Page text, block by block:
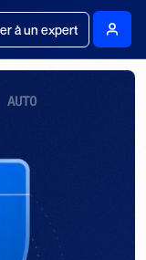
à un expert
AUTO